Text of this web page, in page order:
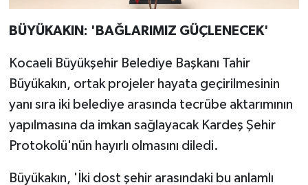
BÜYÜKAKIN: 'BAĞLARIMIZ GÜÇLENECEK'
Kocaeli Büyükşehir Belediye Başkanı Tahir
Büyükakın, ortak projeler hayata geçirilmesinin
yanı sıra iki belediye arasında tecrübe aktarımının
yapılmasına da imkan sağlayacak Kardeş Şehir
Protokolü'nün hayırlı olmasını diledi.
Büyükakın, 'İki dost şehir arasındaki bu anlamlı